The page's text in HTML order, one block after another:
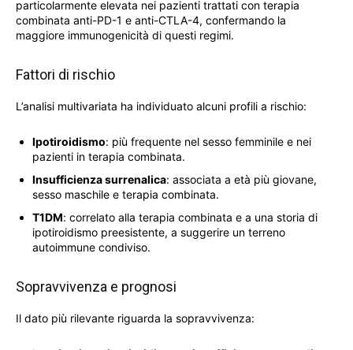
particolarmente elevata nei pazienti trattati con terapia
combinata anti-PD-1 e anti-CTLA-4, confermando la
maggiore immunogenicità di questi regimi.
Fattori di rischio
L’analisi multivariata ha individuato alcuni profili a rischio:
Ipotiroidismo: più frequente nel sesso femminile e nei
pazienti in terapia combinata.
Insufficienza surrenalica: associata a età più giovane,
sesso maschile e terapia combinata.
T1DM: correlato alla terapia combinata e a una storia di
ipotiroidismo preesistente, a suggerire un terreno
autoimmune condiviso.
Sopravvivenza e prognosi
Il dato più rilevante riguarda la sopravvivenza: